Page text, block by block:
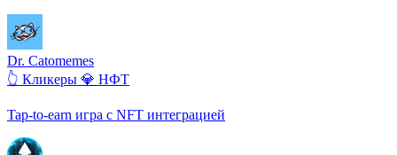
Dr. Catomemes
👆 Кликеры 💎 НФТ
Tap-to-earn игра с NFT интеграцией